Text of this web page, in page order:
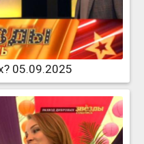
05.09.2025